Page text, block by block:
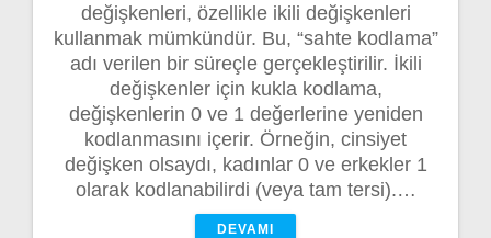
değişkenleri, özellikle ikili değişkenleri
kullanmak mümkündür. Bu, “sahte kodlama”
adı verilen bir süreçle gerçekleştirilir. İkili
değişkenler için kukla kodlama,
değişkenlerin 0 ve 1 değerlerine yeniden
kodlanmasını içerir. Örneğin, cinsiyet
değişken olsaydı, kadınlar 0 ve erkekler 1
olarak kodlanabilirdi (veya tam tersi).…
DEVAMI